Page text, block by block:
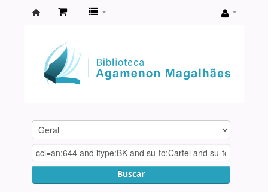
Agamenon
Magalhães
Buscar